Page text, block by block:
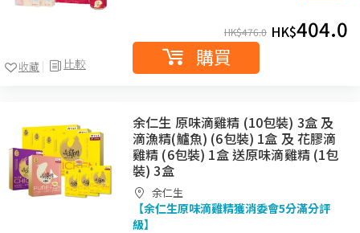
比較
收藏
HK$476.0 HK$404.0
購買
余仁生 原味滴雞精 (10包裝) 3盒 及
滴漁精(鱸魚) (6包裝) 1盒 及 花膠滴
雞精 (6包裝) 1盒 送原味滴雞精 (1包
裝) 3盒
余仁生
【余仁生原味滴雞精獲消委會5分滿分評
級】